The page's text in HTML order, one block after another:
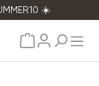
☀️